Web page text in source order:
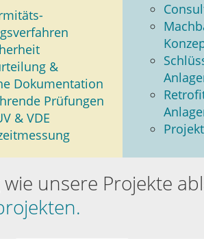
&
­Dokumentation
­Prüfungen
& VDE
unsere Projekte